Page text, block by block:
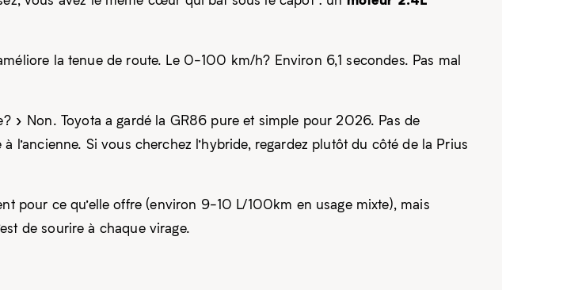
la tenue de route. Le 0-100 km/h? Environ 6,1 secondes. Pas mal
» Non. Toyota a gardé la GR86 pure et simple pour 2026. Pas de
l’ancienne. Si vous cherchez l’hybride, regardez plutôt du côté de la Prius
pour ce qu’elle offre (environ 9-10 L/100km en usage mixte), mais
de sourire à chaque virage.